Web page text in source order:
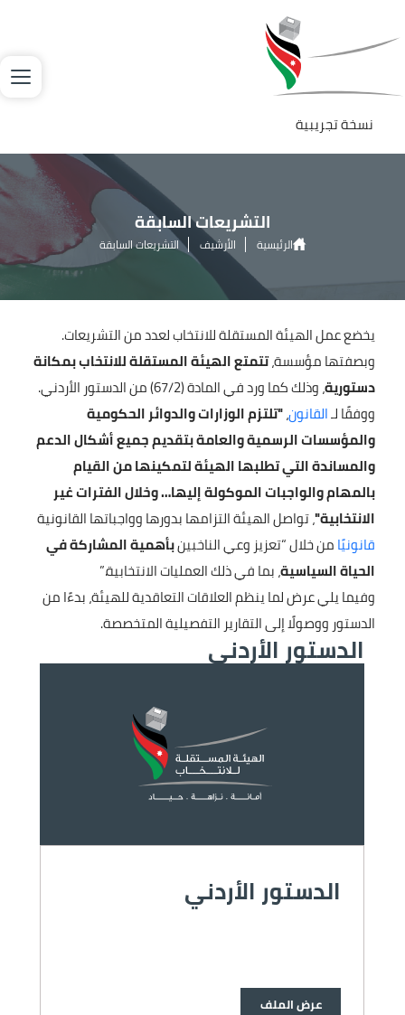
تجاوز إلى المحتوى الرئيسي
نسخة تجريبية
التشريعات السابقة
الرئيسية الأرشيف التشريعات السابقة
يخضع عمل الهيئة المستقلة للانتخاب لعدد من التشريعات.
وبصفتها مؤسسة،تتمتع الهيئة المستقلة للانتخاب بمكانة
دستورية، وذلك كما ورد في المادة (67/2) من الدستور الأردني.
ووفقًا لـالقانون،"تلتزم الوزارات والدوائر الحكومية
والمؤسسات الرسمية والعامة بتقديم جميع أشكال الدعم
والمساندة التي تطلبها الهيئة لتمكينها من القيام
بالمهام والواجبات الموكولة إليها… وخلال الفترات غير
الانتخابية"، تواصل الهيئة التزامها بدورها وواجباتها القانونية
قانونيًامن خلال “تعزيز وعي الناخبينبأهمية المشاركةفي
الحياة السياسية، بما في ذلك العمليات الانتخابية.”
وفيما يلي عرض لما ينظم العلاقات التعاقدية للهيئة، بدءًا من
الدستور ووصولًا إلى التقارير التفصيلية المتخصصة.
الدستور الأردني
الدستور الأردني
عرض الملف